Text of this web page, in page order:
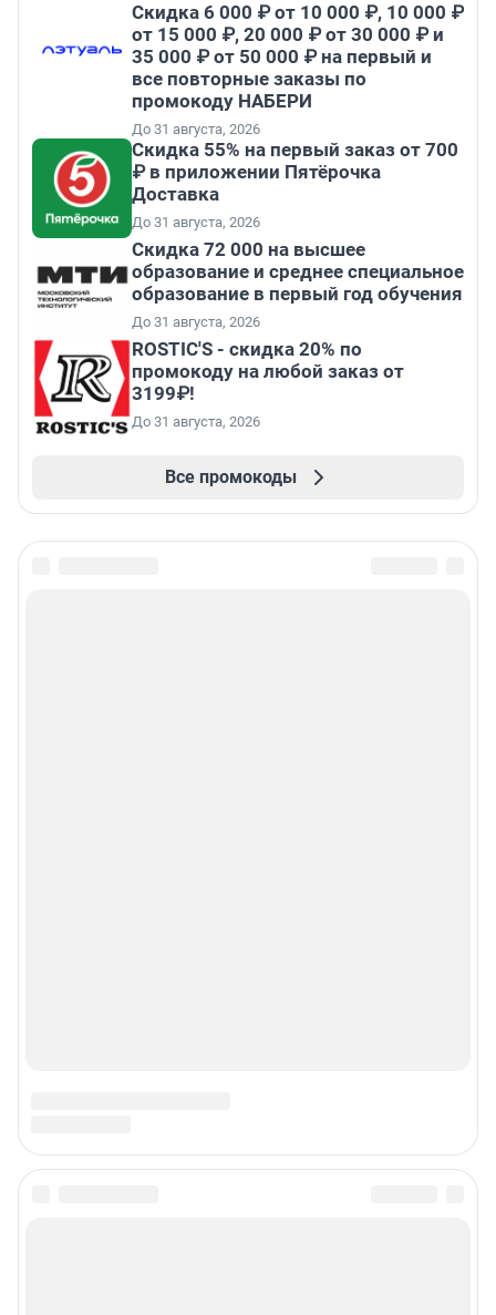
Скидка 6 000 ₽ от 10 000 ₽, 10 000 ₽
от 15 000 ₽, 20 000 ₽ от 30 000 ₽ и
35 000 ₽ от 50 000 ₽ на первый и
все повторные заказы по
промокоду НАБЕРИ
До 31 августа, 2026
Скидка 55% на первый заказ от 700
₽ в приложении Пятёрочка
Доставка
До 31 августа, 2026
Скидка 72 000 на высшее
образование и среднее специальное
образование в первый год обучения
До 31 августа, 2026
ROSTIC'S - скидка 20% по
промокоду на любой заказ от
3199₽!
До 31 августа, 2026
Все промокоды